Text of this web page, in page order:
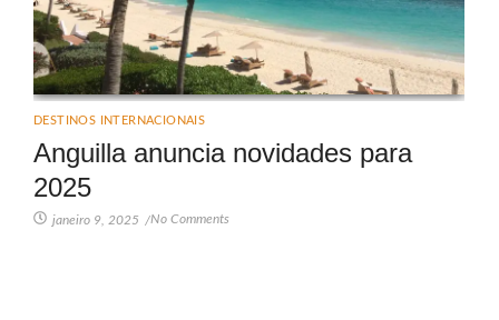
DESTINOS INTERNACIONAIS
Anguilla anuncia novidades para
2025
janeiro 9, 2025 /No Comments